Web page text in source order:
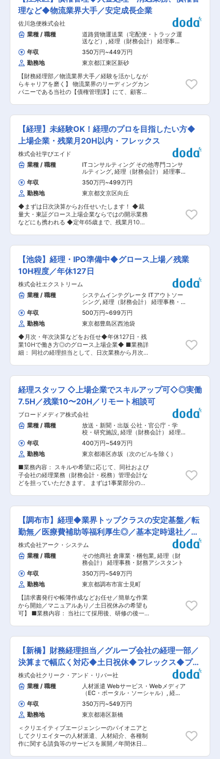
で、スキルが上がると自由度も増します。 （2）
適正な価格設定…「素晴らしいサービスを適正価
格で提供できれば、顧客と長期的な関係を構築で
きる」と言う信念に基づき、良心的かつ適正な価
格設定をしています。 （3）安心の税務調査…豊
富な税務調査経験から「税務署の調査員がどんな
指摘をするか」また「どんな切り返しだったら受
け入れられるのか」を体験として積んできまし
た。また代表は大手銀行時代に一般の税務調査よ
りも厳しいと言われる金融庁の立ち入り検査を何
度も経験しています。 その中で養った対応力が同
事務所の強みです。 （4）不動産案件への強み…
の評価等を多数行ってきたた経験があります。 資
産としての不動産の評価や相続税の申告も豊富な
免許を保有しているため、不動産に関する専門的
な相談にも対応可能です。 変更の範囲：会社の定
める業務
ます。 【具体的な業務内容】 ・計量業務（お客
様と直接接する業務です。持ち込まれたスクラッ
プを品目ごとに計量し、買取額を算出し現金でお
渡しします。 品目ごとの計量は専用システムがあ
るので、品目と重さを入力すれば自動的に買取額
を算出できる仕組みになっています！） ・小口現
金の取扱がありますので会計ソフト（TKC）の仕
訳入力、現金締め作業もお願いします。 ・見積
書・請求書発行は全て計量システムから出力で
す。 ・電話応対/来客対応 ・スケジュール管理
（ラインワークス） ・メール対応 慣れてきた
ら、 ・ISO書類作成（月毎） ・社内資料作成（総
務業務）など ■組織構成 現在1名で業務を担当し
えていただけますので、ご安心ください。 その
他、12名在籍しています。 ■就業環境の魅力 ・
人事評価制度を確立し、自身が立てた目標が正当
に評価される体制ができました！自分の頑張りが
給与に反映されるのでモチベーションに繋がりま
す。 ・17時終業で、12月と3月の繁忙期以外は残
業はほぼなく、定時で退社しています。突発的な
対応などで、忙しくなる日もゼロではありません
が、 全員が協力してみんなで早く終わらせようと
いうチームワークの良さも特徴のひとつです。
理など◆物流業界大手／安定成長企業
佐川急便株式会社
業種 / 職種
道路貨物運送業（宅配便・トラック運
送など） , 経理（財務会計） 経理事
務・財務アシスタント
年収 350万円~449万円
勤務地
東京都江東区新砂
【財務経理部／物流業界大手／経験を活かしなが
らキャリアを磨く】 物流業界のリーディングカン
パニーである当社の【債権管理課】にて、顧客か
容は下記の通りです。 ■業務内容： 主に顧客か
らの入金確認および消込業務を中心とした債権管
理業務を担当していただきます。 ・顧客からの入
金データの確認・消込業務 ・銀行振込データと請
求データの照合 ・入金差異・未入金に関する内容
確認および社内調整 ・売掛金管理および債権残高
の管理 ・取引先の与信管理（与信状況の確認、社
内ルールに基づく管理） ・営業部門やドライバ
ー、他部署からの問い合わせ対応 ・その他、債権
管理に付随する事務業務 ※経験やスキルに応じ
て、業務範囲を徐々に広げていただきます。 ■募
集背景： 入金消込業務の精度向上および業務フロ
ー改善を進めるにあたり、債権管理体制の見直し
を行っています。 日常業務を担っていただきなが
ら、将来的には業務改善や仕組みづくりにも携わ
っていただける方を募集します。 ■キャリアパ
後は、売掛金管理や請求・訂正対応、未入金管理
など、債権管理業務全般へと業務範囲を広げてい
ただく想定です。 将来的には、業務改善提案や後
輩指導なども担い、債権管理課の中核メンバーと
しての活躍を期待しています。 ■働き方につい
て： シフト制ではございますが、チームで有給休
暇をうまく利用し、基本的には土日祝日休みで業
務を調整しています。有給休暇付与までの入社後
半年間も、1日の所定労働時間を調整しお休みに
する等、柔軟に対応しています。 ■組織構成：
男性4名・女性15名の計19名の組織です（平均40
歳） ■当社の強み： 当社の強みは、セールスド
ライバーRが収集したお客さまの課題に対し、業
グ物流設計、そして実行力です。需要の途絶えな
い企業物流を専門とし、中長期的な成長を見据え
つ、適正な人員配置や生産性向上の取り組みを行
うことで、企業の成長を支える存在であり続けま
す。 変更の範囲：会社の定める業務
【経理】未経験OK！経理のプロを目指したい方◆
上場企業・残業月20H以内・フレックス
株式会社学びエイド
業種 / 職種
ITコンサルティング その他専門コンサ
ルティング, 経理（財務会計） 経理事
務・財務アシスタント
年収 350万円~499万円
勤務地
東京都文京区向丘
◆まずは日次決算からお任せいたします！ ◆裁
量大・東証グロース上場企業ならではの開示業務
などにも携われる ◆定年65歳まで、残業月10〜
来的には経理業務全般をお任せします。 ■具体的
な仕事内容： ・freeeを使用した日次経理（仕
訳、入出金管理、経費精算など） ・月次・四半
期・年次決算（勘定科目内訳、残高確認、開示資
料作成補助） ・監査法人対応、税理士との連携
・有価証券報告書・決算短信などの開示書類作成
サポート ■入社後半年〜1年について： ・入社直
後は各部門長との1対1の研修があり、各部門の理
解を深めます ・社長が開催する任意参加の勉強会
が月に一度あり、教育に関する知見や業界の理解
を深めることができます ・業務についてはOJTが
ございますので、ご安心ください。 ■組織構成：
経理部門 ・従業員数：2名（課長1名、課員1名）
・男女構成：1:1 ・平均年齢：55歳 ■当社につい
て： 短時間で効率的に学べる映像授業サービスを
展開しており、教育現場のDX（デジタルトラン
徴。テレワークやフレックス制度を導入し、 子育
て世代にも配慮した柔軟な働き方を推進していま
す。 変更の範囲：会社の定める業務
【池袋】経理・IPO準備中◆グロース上場／残業
10H程度／年休127日
株式会社エクストリーム
業種 / 職種
システムインテグレータ ITアウトソー
シング, 経理（財務会計） 経理事務・
財務アシスタント
年収 500万円~699万円
勤務地
東京都豊島区西池袋
◆月次・年次決算などをお任せ◆年休127日・残
業10Hで働き方◎のグロース上場企業◆ ■業務詳
細： 同社の経理担当として、日次業務から月次・
理、資金管理、月次決算、社内部署・外部との調
整及び対応等 ・決算実務全般：決算会計処理、会
社法関連書類作成、連結報告、税金計算、申告・
納税等 ■POINT 【ワークライフ充実】年休127
日、残業僅か10時間程度。そんな同社で、あなた
のライフスタイルを支えます。 【キャリアアッ
プ】日次業務から年次決算まで、経理業務の幅広
い範囲を経験できます。スキルアップを目指しま
せんか。 【語学を活かす】同社はベトナムに支社
を持っているため、英語やベトナム語を活かす機
会があります。国際的な経験を通じて、あなたの
専門性を高めましょう。 ■概要： 同社は、顧客
常駐型のエンジニア人材派遣事業や、 スマホアプ
リやクラウド関連サービスの受託開発などの事業
を展開しています。 情報収集力や各企業様とのネ
ットワークを駆使し、エンジニア人材の適正にあ
います。 今回は、さらなる成長に向けて経理担当
を増員募集いたします。 ■組織構成／働き方：
現在は、6名（男女比1：1）が所属しており、本
部長代理1名／課長2名／主任3名（30代前半〜
40代後半）で構成されています。 年間休日は127
日、残業時間は10時間程度（全社平均も10.9時
間）となっており、ワークライフバランスを維持
できる環境です。 ■入社後の流れ： 入社後は日
次業務からお任せし、スキルの成熟度に応じて月
次決算や年次決算等の決算実務も担っていただき
ます。 また、海外子会社も保有しているため、語
学力をお持ちであれば英語やベトナム語を業務で
活かせる機会もございます。 ■キャリアパス：
役職を設けており、勤怠状況やスキル成熟度に応
じてキャリアアップを目指せます。 変更の範囲：
経理スタッフ ◇上場企業でスキルアップ可◇◎実働
7.5H／残業10〜20H／リモート相談可
ブロードメディア株式会社
業種 / 職種
放送・新聞・出版 公社・官公庁・学
校・研究施設, 経理（財務会計） 経理
事務・財務アシスタント
年収 400万円~549万円
勤務地
東京都港区赤坂（次のビルを除く）
■業務内容： スキルや希望に応じて、同社および
子会社の経理業務（財務会計・税務）管理会計な
どを担っていただきます。 まずは1事業部分の単
する予定です。 ・当社の各事業部または当社子会
社（複数）の個別決算 ・連結決算 ・金商法や会
社法開示資料の作成 ・税務申告（法人税・地方
税・消費税等） ・新規事業やM＆A等について、
特に会計・税務の観点からの助言 また様々なビジ
ネスを展開している為、上場企業での会計や子会
社管理など1社の中でキャリアを積み上げていけ
る環境です。 ■組織構成 経理部員：13名 ※部
長、シニアマネージャー3名、マネージャー3名、
メンバー6名からなる組織です（30代〜50代中
心）。 ※教育事業や技術事業など事業部ごとに分
担しております。 ■入社後の流れ ご経験やスキ
ルに応じて柔軟に変動予定ですが、まず最初1ヶ
月は現担当付きっきりで覚えて頂く⇒翌月はお一
人で質問しながらやってみる⇒翌々月はその精度
を高めて頂く、というような想定をしておりま
含め、育休取得実績がございます。 ■評価・キャ
リアについて： 評価は年2回実施しており評価結
果で賞与、昇給に反映しています。将来的にはマ
ネージャー等に昇格し、マネジメント業務を行っ
ていただきたいと考えています。ご希望に応じて
より高度な業務に関与しスキルを身に着けること
ができます。また、M&Aによるグループ拡大など
もおこなっており、短期間で多様な経験を積むこ
とができます。 変更の範囲：会社の定める業務
【調布市】経理◆業界トップクラスの安定基盤／転
勤無／医療費補助等福利厚生◎／基本定時退社／賞
与年3回
株式会社アーク・システム
業種 / 職種
その他商社 倉庫業・梱包業, 経理（財
務会計） 経理事務・財務アシスタント
年収
350万円~549万円
勤務地
東京都調布市富士見町
【請求書発行や帳簿作成などお任せ／簡単な作業
から開始／マニュアルあり／土日祝休みの希望も
可】 ■業務内容： 当社にて採用後、研修の後一
ていただき経理業務をお任せします。 請求書発行
や帳簿作成、現預金管理、給与計算、年末調整、
決算業務、経営層のアシスタント業務などを担当
していただきます。 業務は先輩社員と一緒に進め
るため、分からないことはすぐに相談出来ます。
※使用ソフト：弥生会計、弥生給与、残業ソフ
ト など ※決算業務は税理士のサポートを受けら
れるため、安心して業務に取り組めます。 ■出向
先情報：株式会社日本シネ・サービス 所在地：東
京都調布市富士見町4-27-1 事業内容：映画/ＣＭ
撮影用の電源車と機材車のレンタル 映画/ドラマ
撮影用の照明機材のレンタル ■出向先情報：株式
会社スリー・エム 所在地：東京都調布市富士見町
4-27-1 事業内容：各種ケース（ハードケース、
プラダン等）の設計・製作、板金加工、布製品の
製作及び撮影用照明機材のメンテナンス・修理 ■
【新橋】財務経理担当／グループ会社の経理一部／
決算まで幅広く対応◆土日祝休◆フレックス◆プラ
イム上場
株式会社クリーク・アンド・リバー社
業種 / 職種
人材派遣 Webサービス・Webメディア
（EC・ポータル・ソーシャル） , 経理
（財務会計） 経理事務・財務アシスタ
ント
年収 350万円~549万円
勤務地
東京都港区新橋
＜クリエイティブエージェンシーのパイオニアと
してクリエイターの人材派遣、人材紹介、各種制
作に関する請負等のサービスを展開／年間休日